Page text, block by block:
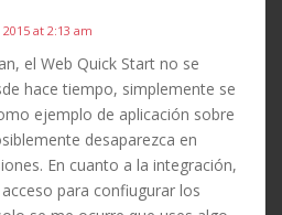
at 2:13 am
el Web Quick Start no se
hace tiempo, simplemente se
ejemplo de aplicación sobre
desaparezca en
En cuanto a la integración,
para confiugurar los